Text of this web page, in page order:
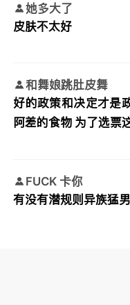
她多大了
皮肤不太好
和舞娘跳肚皮舞
好的政策和决定才是
阿差的食物 为了选票
FUCK 卡你
有没有潜规则异族猛男